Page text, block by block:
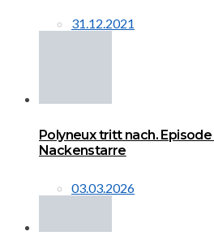
31.12.2021
Polyneux tritt nach. Episode
Nackenstarre
03.03.2026